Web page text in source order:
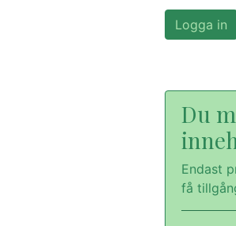
Du
Endast
få